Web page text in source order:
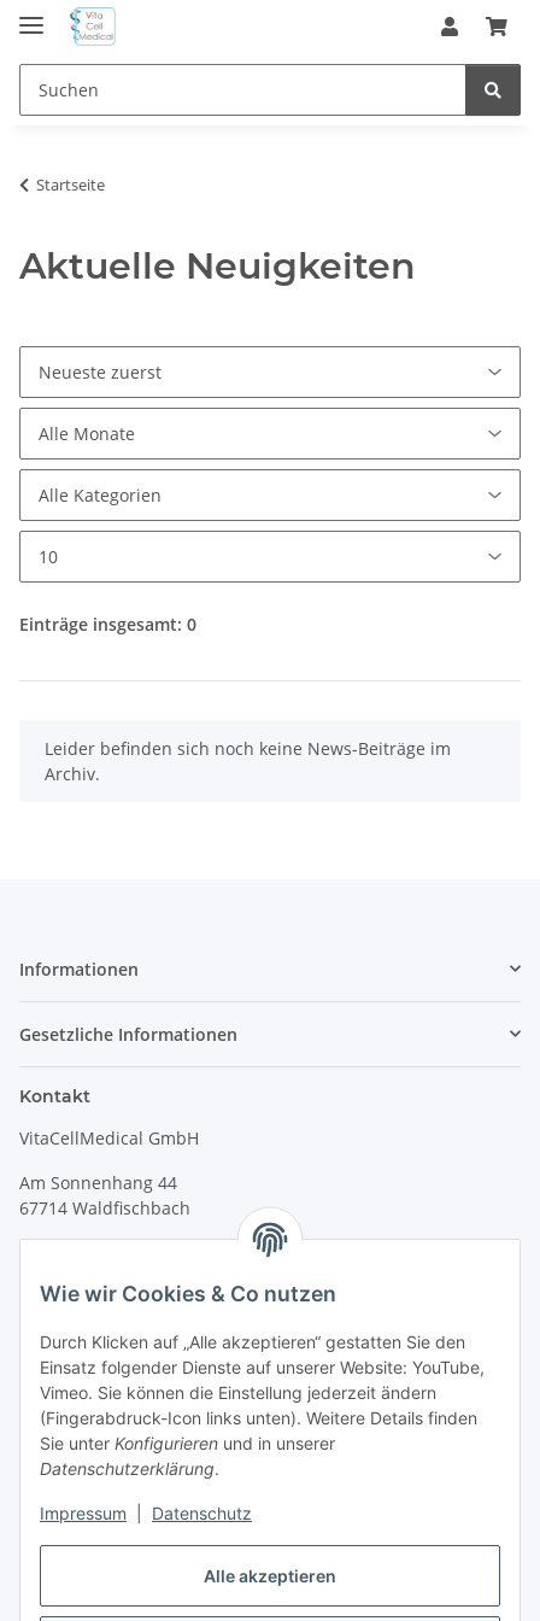
Alle akzeptieren
Wie wir Cookies & Co nutzen
Durch Klicken auf „Alle akzeptieren“ gestatten Sie den
Einsatz folgender Dienste auf unserer Website: YouTube,
Vimeo. Sie können die Einstellung jederzeit ändern
(Fingerabdruck-Icon links unten). Weitere Details finden
Sie unter Konfigurieren und in unserer
Datenschutzerklärung.
Impressum Datenschutz
Startseite
Aktuelle Neuigkeiten
Einträge insgesamt: 0
xLeider befinden sich noch keine News-Beiträge im
Archiv.
Informationen
Gesetzliche Informationen
Kontakt
VitaCellMedical GmbH
Am Sonnenhang 44
67714 Waldfischbach
info@vitacellmedical.com
Erreichbarkeit
Mo – Fr 08:00 Uhr – 17:00 Uhr
Außerhalb dieser Zeit unterinfo@vitacellmedical.com
Sie möchten, dass wir Sie besuchen?
Ihre Terminvorschläge >>>
Vertrag widerrufen